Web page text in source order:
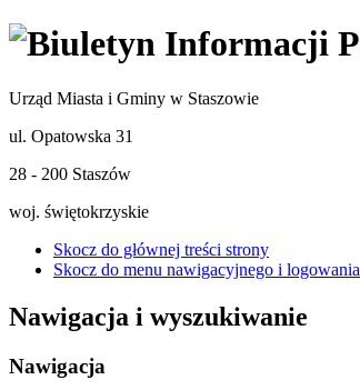
Urząd Miasta i Gminy w Staszowie
ul. Opatowska 31
28 - 200 Staszów
woj. świętokrzyskie
Skocz do głównej treści strony
Skocz do menu nawigacyjnego i logowania
Nawigacja i wyszukiwanie
Nawigacja